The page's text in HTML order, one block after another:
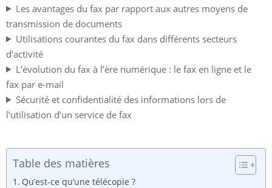
Les avantages du fax par rapport aux autres moyens de
transmission de documents
Utilisations courantes du fax dans différents secteurs
d’activité
L’évolution du fax à l’ère numérique : le fax en ligne et le
fax par e-mail
Sécurité et confidentialité des informations lors de
l’utilisation d’un service de fax
Table des matières
Qu’est-ce qu’une télécopie ?